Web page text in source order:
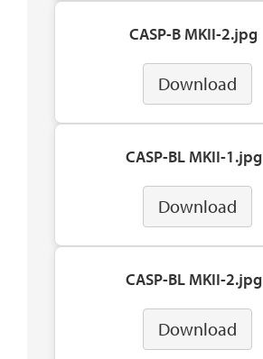
CASP-B MKII-2.jpg
Download
CASP-BL MKII-1.jpg
Download
CASP-BL MKII-2.jpg
Download